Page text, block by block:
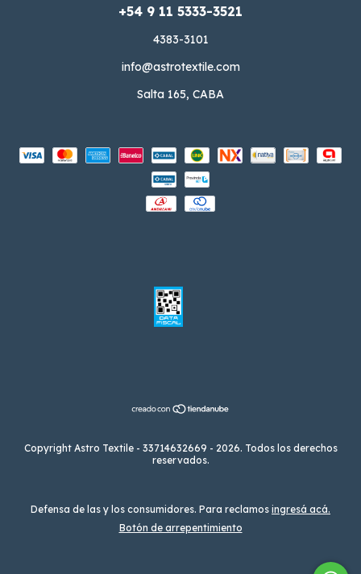
4383-3101
info@astrotextile.com
Salta 165, CABA
Copyright Astro Textile - 33714632669 - 2026. Todos los derechos
reservados.
Defensa de las y los consumidores. Para reclamos ingresá acá.
Botón de arrepentimiento